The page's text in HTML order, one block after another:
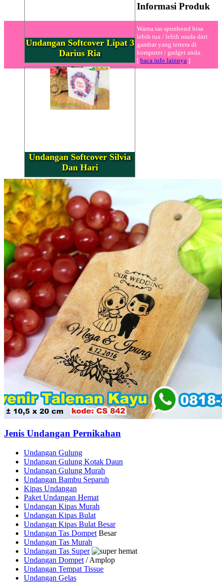
Undangan Softcover Lipat 3
Darius Ria
Undangan Softcover Silvia
Dan Hari
Informasi Produk
Warna tas spunbond bisa
lebih tua / lebih muda dari
gambar yang tertera di
komputer / gadget anda.
[ baca info lainnya ]
Jenis Undangan Pernikahan
Undangan Gulung
Undangan Gulung Kotak Daun
Undangan Gulung Murah
Undangan Bambu Separuh
Kipas Undangan
Paket Undangan Hemat
Undangan Kipas Murah
Undangan Kipas Bulat
Undangan Kipas Bulat Besar
Undangan Tas Dompet Besar
Undangan Tas Murah
Undangan Tas Super
Undangan Dompet / Amplop
Undangan Tempat Tissue
Undangan Gelas